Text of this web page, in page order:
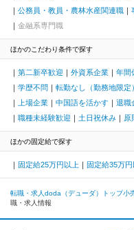
公務員・教員・農林水産関連職
金融系専門職
ほかのこだわり条件で探す
第二新卒歓迎 外資系企業 年間
学歴不問
転勤なし（勤務地限定）
上場企業
中国語を活かす 退職
職種未経験歓迎
土日祝休み 原
ほかの固定給で探す
固定給25万円以上 固定給35万円
転職・求人doda（デューダ）トップ小
職・求人情報